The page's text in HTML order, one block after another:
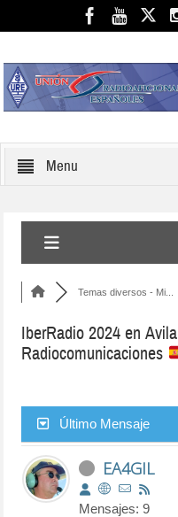
Menu
Temas diversos - Mi...
IberRadio 2024 en Avila
Radiocomunicaciones
Último Mensaje
EA4GIL
Mensajes: 9